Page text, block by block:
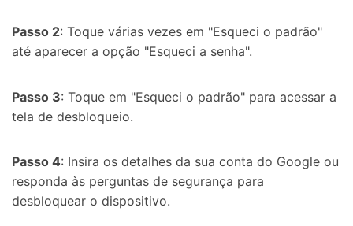
Passo 2: Toque várias vezes em "Esqueci o padrão"
até aparecer a opção "Esqueci a senha".
Passo 3: Toque em "Esqueci o padrão" para acessar a
tela de desbloqueio.
Passo 4: Insira os detalhes da sua conta do Google ou
responda às perguntas de segurança para
desbloquear o dispositivo.